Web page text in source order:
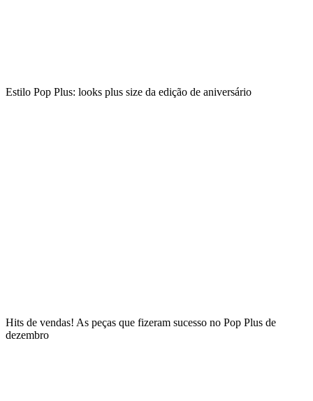
Estilo Pop Plus: looks plus size da edição de aniversário
Hits de vendas! As peças que fizeram sucesso no Pop Plus de
dezembro